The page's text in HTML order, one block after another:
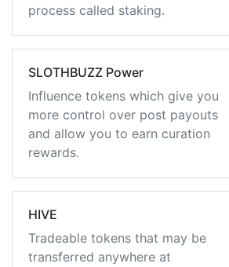
process called staking.
SLOTHBUZZ Power
Influence tokens which give you
more control over post payouts
and allow you to earn curation
rewards.
HIVE
Tradeable tokens that may be
transferred anywhere at